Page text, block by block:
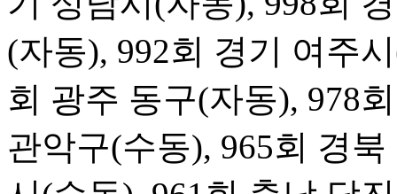
(자동), 992회 경기 여주
회 광주 동구(자동), 978
관악구(수동), 965회 경